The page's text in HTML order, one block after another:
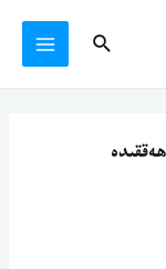
Search